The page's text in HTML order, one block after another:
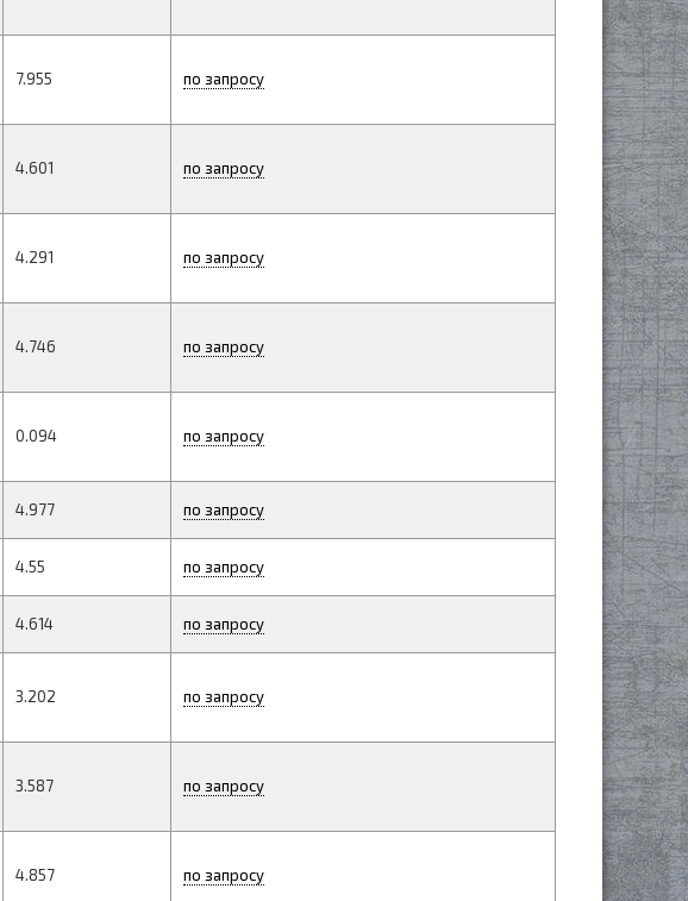
7.955 по запросу
4.601 по запросу
4.291 по запросу
4.746 по запросу
0.094 по запросу
4.977 по запросу
4.55 по запросу
4.614 по запросу
3.202 по запросу
3.587 по запросу
4.857 по запросу